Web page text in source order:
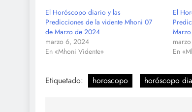
El Horóscopo diario y las
Predicciones de la vidente Mhoni 07
de Marzo de 2024
marzo 6, 2024
En «Mhoni Vidente»
El
En
Etiquetado: horoscopo horóscopo